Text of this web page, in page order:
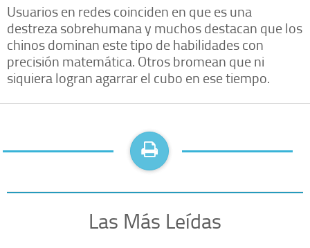
Usuarios en redes coinciden en que es una
destreza sobrehumana y muchos destacan que los
chinos dominan este tipo de habilidades con
precisión matemática. Otros bromean que ni
siquiera logran agarrar el cubo en ese tiempo.
Las Más Leídas